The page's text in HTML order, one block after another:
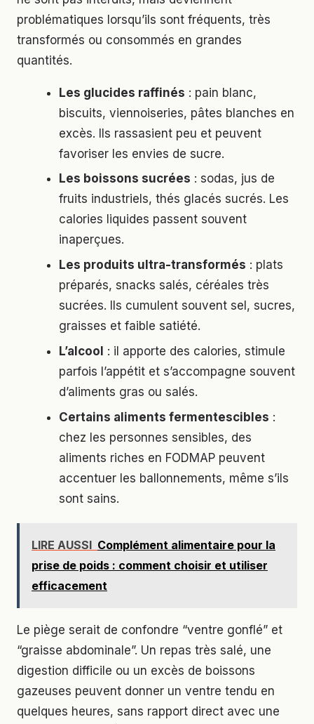
problématiques lorsqu’ils sont fréquents, très
transformés ou consommés en grandes
quantités.
Les glucides raffinés : pain blanc,
biscuits, viennoiseries, pâtes blanches en
excès. Ils rassasient peu et peuvent
favoriser les envies de sucre.
Les boissons sucrées : sodas, jus de
fruits industriels, thés glacés sucrés. Les
calories liquides passent souvent
inaperçues.
Les produits ultra-transformés : plats
préparés, snacks salés, céréales très
sucrées. Ils cumulent souvent sel, sucres,
graisses et faible satiété.
L’alcool : il apporte des calories, stimule
parfois l’appétit et s’accompagne souvent
d’aliments gras ou salés.
Certains aliments fermentescibles :
chez les personnes sensibles, des
aliments riches en FODMAP peuvent
accentuer les ballonnements, même s’ils
sont sains.
LIRE AUSSI Complément alimentaire pour la
prise de poids : comment choisir et utiliser
efficacement
Le piège serait de confondre “ventre gonflé” et
“graisse abdominale”. Un repas très salé, une
digestion difficile ou un excès de boissons
gazeuses peuvent donner un ventre tendu en
quelques heures, sans rapport direct avec une